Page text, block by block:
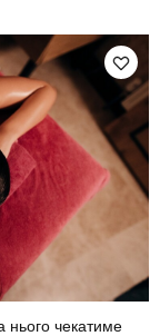
нього чекатиме